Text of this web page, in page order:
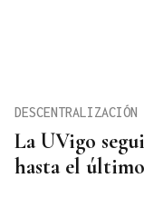
La UVigo
hasta el
DESCENTRALIZACIÓN